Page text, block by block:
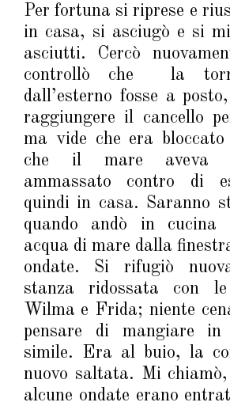
Per fortuna si riprese e
in casa, si asciugò e si
asciutti. Cercò
controllò che la
dall’esterno fosse a
raggiungere il cancello
ma vide che era
che il mare aveva
ammassato contro di
quindi in casa. Saranno
quando andò in cucina
acqua di mare dalla
ondate. Si rifugiò
stanza ridossata con
Wilma e Frida; niente
pensare di mangiare in
simile. Era al buio, la
nuovo saltata. Mi
alcune ondate erano